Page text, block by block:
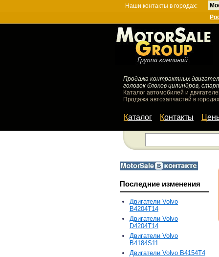
Наши контакты в городах:
Продажа контрактных
головок блоков цилиндров,
Каталог автомобилей и
Продажа автозапчастей в
Каталог Контакты
Последние изменения
Двигатели Volvo
B4204T14
Двигатели Volvo
D4204T14
Двигатели Volvo
B4184S11
Двигатели Volvo B4154T4